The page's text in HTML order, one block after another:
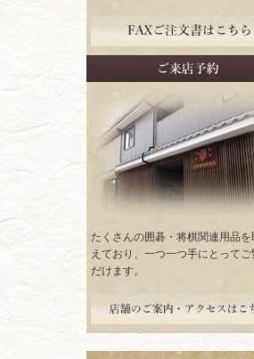
たくさんの囲碁・将棋関連用品を
えており、一つ一つ手にとってご
だけます。